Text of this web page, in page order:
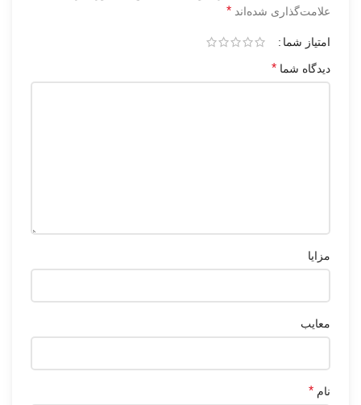
علامت‌گذاری شده‌اند *
امتیاز شما
دیدگاه شما *
مزایا
معایب
نام *